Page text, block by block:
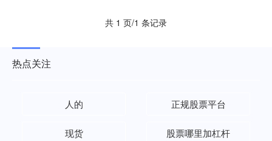
共 1 页/1 条记录
热点关注
人的 正规股票平台
现货 股票哪里加杠杆